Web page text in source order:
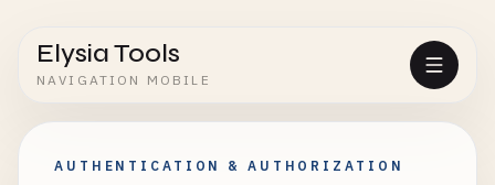
Elysia Tools
NAVIGATION MOBILE
AUTHENTICATION & AUTHORIZATION